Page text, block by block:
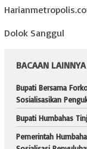
Dolok Sanggul
BACAAN LAINNYA
Bupati Bersama
Sosialisasikan
Bupati Humbahas
Pemerintah